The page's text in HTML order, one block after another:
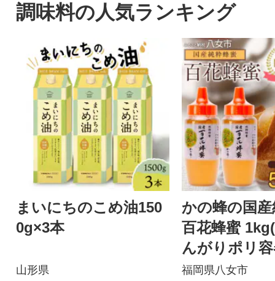
調味料の人気ランキング
まいにちのこめ油150
0g×3本
山形県
かの蜂の国
百花蜂蜜
んがりポリ
八女市
福岡県八女市